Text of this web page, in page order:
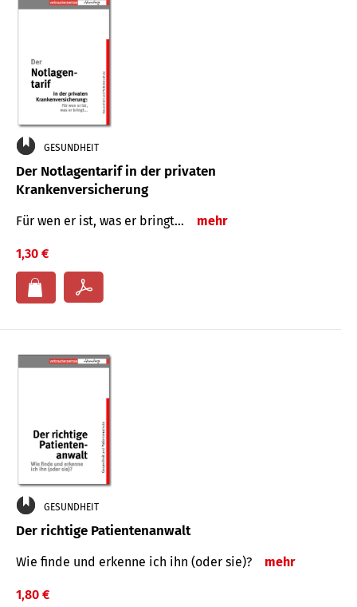
GESUNDHEIT
Der Notlagentarif in der privaten
Krankenversicherung
Für wen er ist, was er bringt… mehr
1,30 €
GESUNDHEIT
Der richtige Patientenanwalt
Wie finde und erkenne ich ihn (oder sie)? mehr
1,80 €